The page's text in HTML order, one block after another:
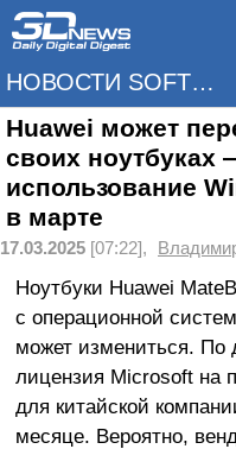
НОВОСТИ SOFTWARE
Huawei может
своих ноутбуках
использование
в марте
17.03.2025 [07:22],
Ноутбуки Huawei
с операционной
может измениться. По
лицензия Microsoft на
для китайской
месяце. Вероятно,